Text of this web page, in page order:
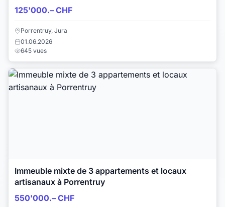
125'000.– CHF
Porrentruy, Jura
01.06.2026
645 vues
Immeuble mixte de 3 appartements et locaux
artisanaux à Porrentruy
550'000.– CHF